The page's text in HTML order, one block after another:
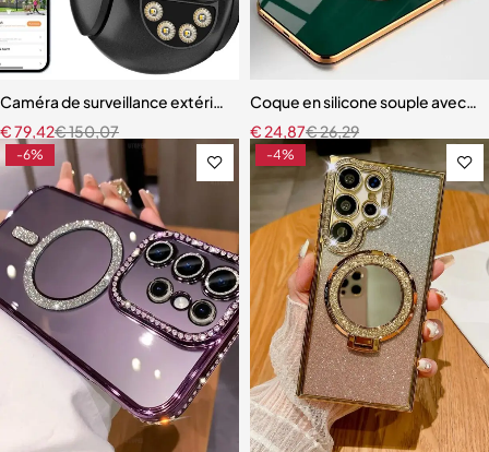
Caméra de surveillance extérieure PTZ IP WiFi HD 4K 8MP
€150,07
€79,42
Coque en silicone souple avec
€26,29
€24,87
-6% -4%